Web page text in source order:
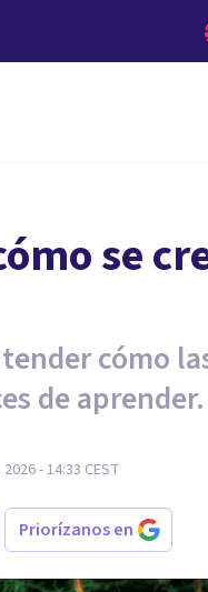
se
cómo
de aprender.
- 14:33 CEST
Priorízanos en